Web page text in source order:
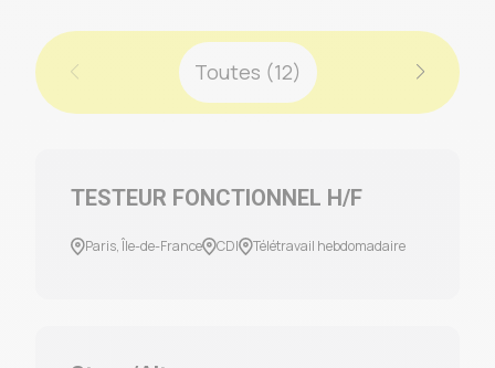
Toutes (12)
TESTEUR FONCTIONNEL H/F
Paris, Île-de-France CDI Télétravail hebdomadaire